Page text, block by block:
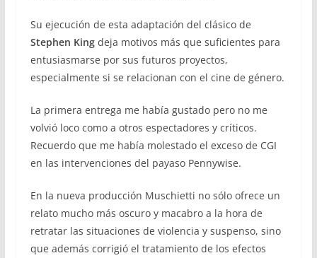
Su ejecución de esta adaptación del clásico de
Stephen Kingdeja motivos más que suficientes para
entusiasmarse por sus futuros proyectos,
especialmente si se relacionan con el cine de género.
La primera entrega me había gustado pero no me
volvió loco como a otros espectadores y críticos.
Recuerdo que me había molestado el exceso de CGI
en las intervenciones del payaso Pennywise.
En la nueva producción Muschietti no sólo ofrece un
relato mucho más oscuro y macabro a la hora de
retratar las situaciones de violencia y suspenso, sino
que además corrigió el tratamiento de los efectos